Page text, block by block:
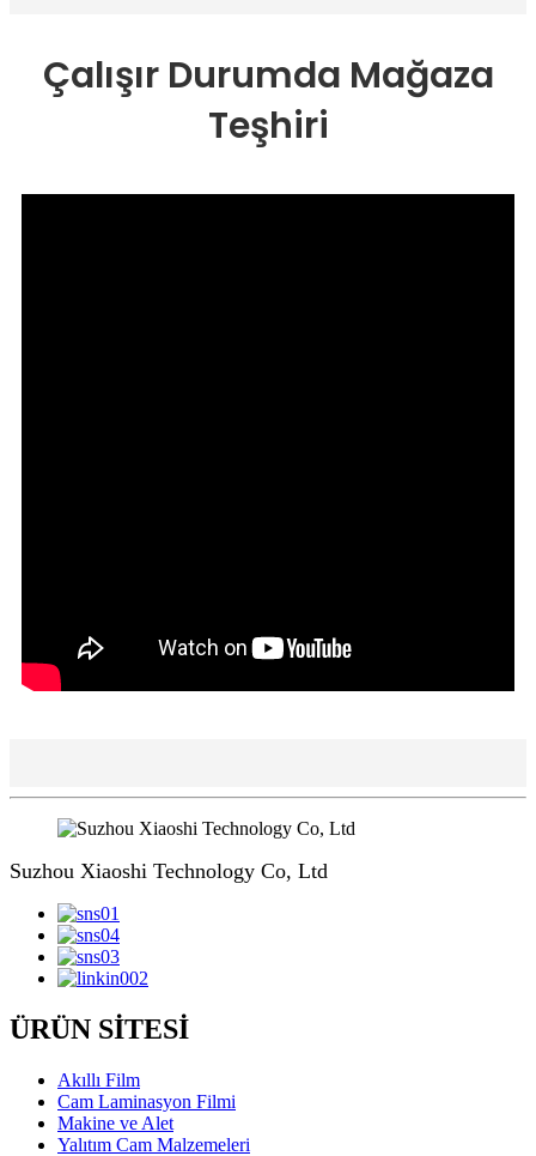
Çalışır Durumda Mağaza
Teşhiri
Suzhou Xiaoshi Technology Co, Ltd
ÜRÜN SİTESİ
Akıllı Film
Cam Laminasyon Filmi
Makine ve Alet
Yalıtım Cam Malzemeleri